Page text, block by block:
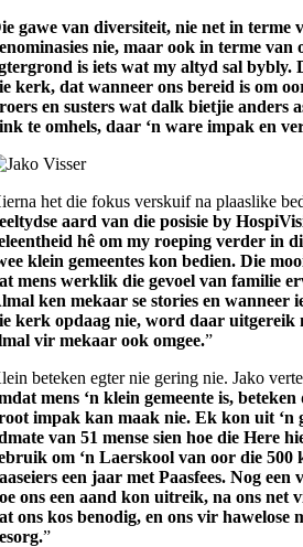
gawe van diversiteit, nie net in terme
nie, maar ook in terme
is iets wat my altyd sal bybly.
kerk, dat wanneer ons bereid is om
en susters wat dalk bietjie anders
te omhels, daar ‘n ware impak en
het die fokus verskuif na plaaslike
aard van die posisie by
hê om my roeping verder in
klein gemeentes kon bedien. Die
mens werklik die gevoel van familie
ken mekaar se stories en wanneer
kerk opdaag nie, word daar uitgereik
vir mekaar ook omgee.”
beteken egter nie gering nie. Jako
mens ‘n klein gemeente is,
impak kan maak nie. Ek kon uit ‘n
van 51 mense sien hoe die Here
om ‘n Laerskool van oor die 500
een jaar met Paasfees. Nog
ons een aand kon uitreik, na ons net
ons kos benodig, en ons vir hawelose
”